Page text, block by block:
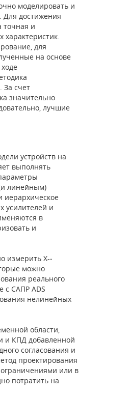
моделировать и
Для достижения
точная и
для
на основе
За счет
значительно
лучшие
устройств на
выполнять
линейным)
усилителей и
в
и
измерить X-­
можно
реального
с САПР ADS
нелинейных
области,
и КПД добавленной
согласования и
проектирования
или в
потратить на